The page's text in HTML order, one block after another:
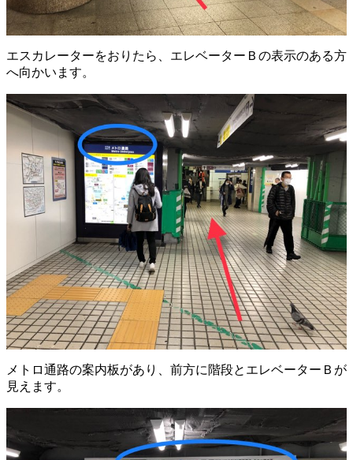
エスカレーターをおりたら、エレベーターＢの表示のある方
へ向かいます。
メトロ通路の案内板があり、前方に階段とエレベーターＢが
見えます。